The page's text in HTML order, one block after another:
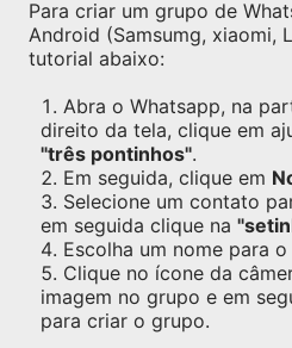
Para criar um grupo de
Android (Samsumg, xiaomi,
tutorial abaixo:
Abra o Whatsapp, na
direito da tela, clique em
"três pontinhos".
Em seguida, clique em
Selecione um contato
em seguida clique na
Escolha um nome para
Clique no ícone da
imagem no grupo e em
para criar o grupo.